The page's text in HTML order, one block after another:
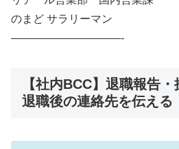
のまど サラリーマン
——————————-
【社内BCC】退職報告
退職後の連絡先を伝える